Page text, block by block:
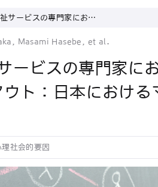
サービスの専門家におけ
Masami Hasebe, et al.
ービスの専門家に
ト：日本における
社会的要因